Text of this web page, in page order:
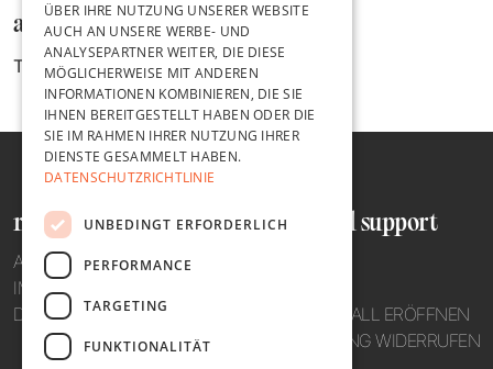
anbieter*in
TICKETTOASTER GMBH, 34117 KASSEL
recht und ordnung
AGB
IMPRESSUM
DATENSCHUTZ
hilfe und support
SUPPORTFALL ERÖFFNEN
BESTELLUNG WIDERRUFEN
ÜBER IHRE NUTZUNG UNSERER WEBSITE
AUCH AN UNSERE WERBE- UND
ANALYSEPARTNER WEITER, DIE DIESE
MÖGLICHERWEISE MIT ANDEREN
INFORMATIONEN KOMBINIEREN, DIE SIE
IHNEN BEREITGESTELLT HABEN ODER DIE
SIE IM RAHMEN IHRER NUTZUNG IHRER
DIENSTE GESAMMELT HABEN.
DATENSCHUTZRICHTLINIE
UNBEDINGT ERFORDERLICH
PERFORMANCE
TARGETING
FUNKTIONALITÄT